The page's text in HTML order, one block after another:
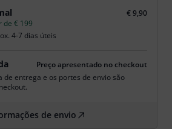
€ 9,90
de € 199
4-7 dias úteis
Preço apresentado no checkout
de entrega e os portes de envio são
de envio